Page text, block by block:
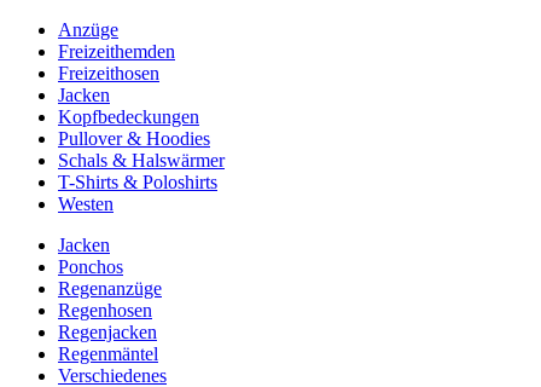
Anzüge
Freizeithemden
Freizeithosen
Jacken
Kopfbedeckungen
Pullover & Hoodies
Schals & Halswärmer
T-Shirts & Poloshirts
Westen
Jacken
Ponchos
Regenanzüge
Regenhosen
Regenjacken
Regenmäntel
Verschiedenes